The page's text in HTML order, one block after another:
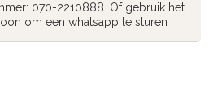
070-2210888. Of gebruik het
om een whatsapp te sturen